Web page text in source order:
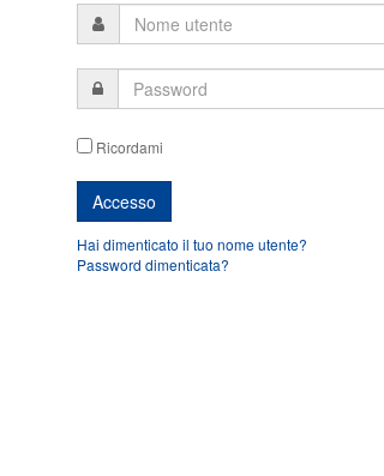
Ricordami
Hai dimenticato il tuo nome utente?
Password dimenticata?